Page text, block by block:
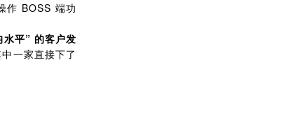
作 BOSS 端功
平” 的客户发
一家直接下了